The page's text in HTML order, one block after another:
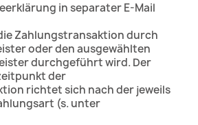
in separater E-Mail
Zahlungstransaktion durch
oder den ausgewählten
durchgeführt wird. Der
der
richtet sich nach der jeweils
(s. unter